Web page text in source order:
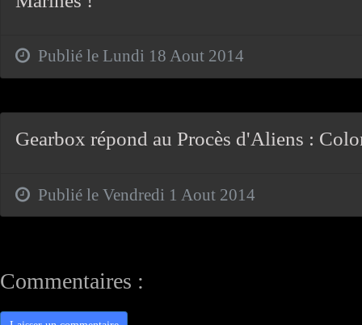
Publié le Lundi 18 Aout 2014
Gearbox répond au Procès d'Aliens :
Publié le Vendredi 1 Aout 2014
Commentaires :